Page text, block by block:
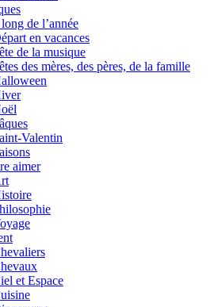
de l’année
en vacances
de la musique
des mères, des pères, de la famille
Valentin
aimer
et Espace